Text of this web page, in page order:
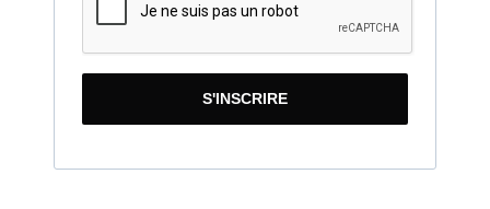
S'INSCRIRE